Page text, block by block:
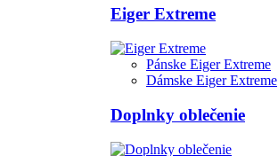
Eiger Extreme
Pánske Eiger Extreme
Dámske Eiger Extreme
Doplnky oblečenie